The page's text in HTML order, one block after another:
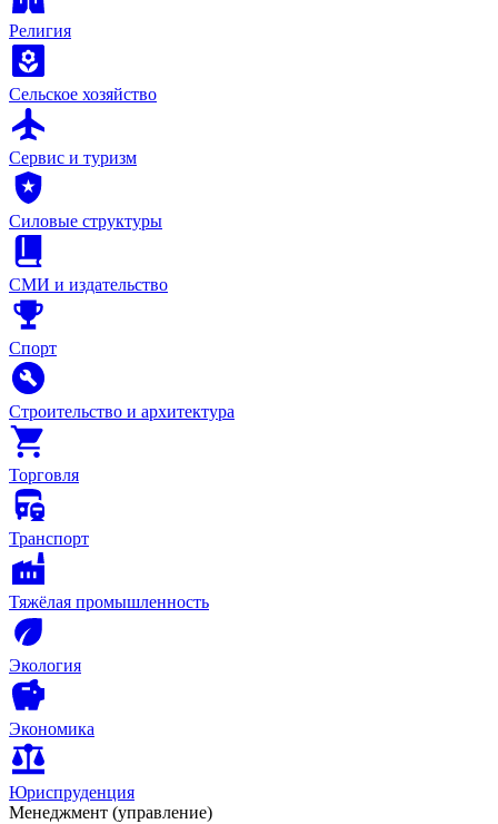
Религия
Сельское хозяйство
Сервис и туризм
Силовые структуры
СМИ и издательство
Спорт
Строительство и архитектура
Торговля
Транспорт
Тяжёлая промышленность
Экология
Экономика
Юриспруденция
Менеджмент (управление)